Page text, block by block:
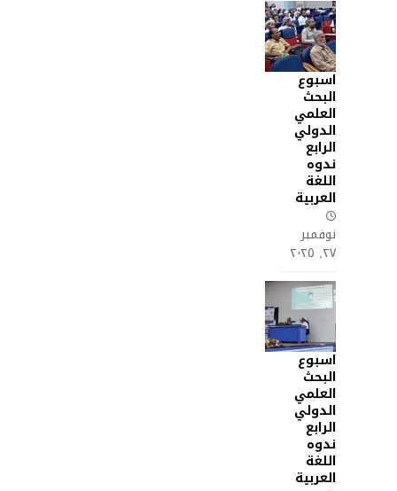
اسبوع
البحث
العلمي
الدولي
الرابع
ندوه
اللغة
العربية
نوفمبر
٢٧, ٢٠٢٥
اسبوع
البحث
العلمي
الدولي
الرابع
ندوه
اللغة
العربية